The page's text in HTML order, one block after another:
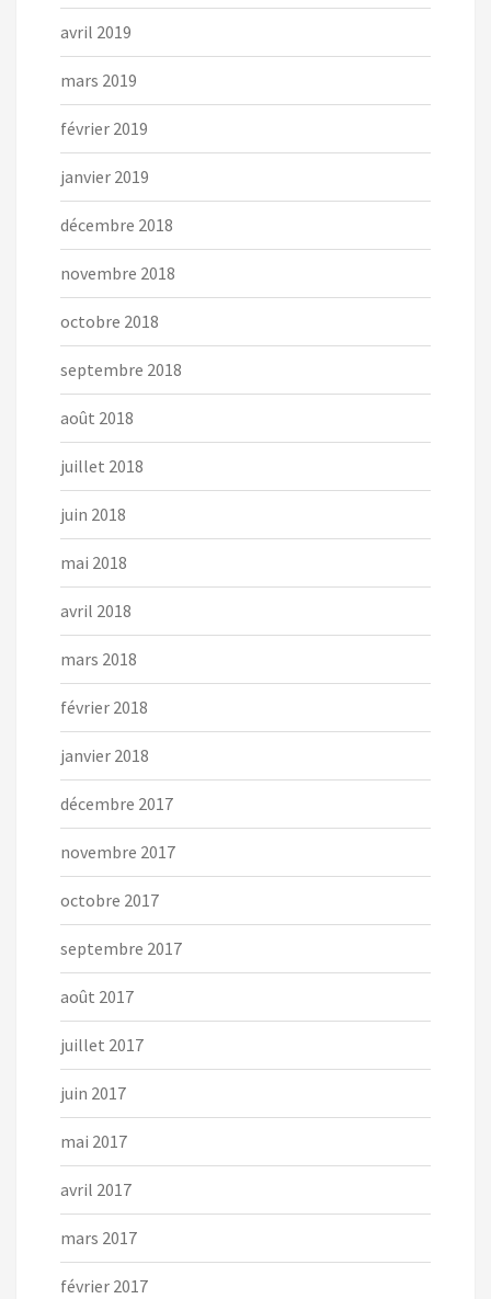
avril 2019
mars 2019
février 2019
janvier 2019
décembre 2018
novembre 2018
octobre 2018
septembre 2018
août 2018
juillet 2018
juin 2018
mai 2018
avril 2018
mars 2018
février 2018
janvier 2018
décembre 2017
novembre 2017
octobre 2017
septembre 2017
août 2017
juillet 2017
juin 2017
mai 2017
avril 2017
mars 2017
février 2017